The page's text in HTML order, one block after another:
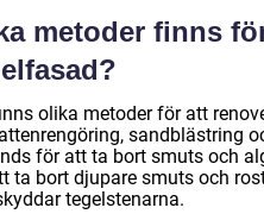
metoder finns
olika metoder för att
sandblästring
för att ta bort smuts och
ta bort djupare smuts och
tegelstenarna.